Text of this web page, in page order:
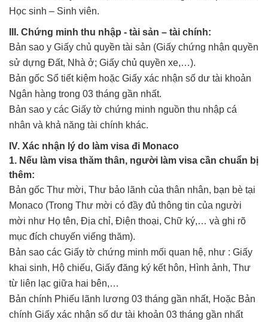
Học sinh – Sinh viên.
III. Chứng minh thu nhập - tài sản – tài chính:
Bản sao y Giấy chủ quyền tài sản (Giấy chứng nhận quyền
sử dựng Đất, Nhà ở; Giấy chủ quyền xe,…).
Bản gốc Sổ tiết kiệm hoặc Giấy xác nhận số dư tài khoản
Ngân hàng trong 03 tháng gần nhất.
Bản sao y các Giấy tờ chứng minh nguồn thu nhập cá
nhân và khả năng tài chính khác.
IV. Xác nhận lý do làm visa đi Monaco
1. Nếu làm visa thăm thân, người làm visa cần chuẩn bị
thêm:
Bản gốc Thư mời, Thư bảo lãnh của thân nhân, bạn bè tại
Monaco (Trong Thư mời có đầy đủ thông tin của người
mời như Họ tên, Địa chỉ, Điện thoại, Chữ ký,… và ghi rõ
mục đích chuyến viếng thăm).
Bản sao các Giấy tờ chứng minh mối quan hệ, như : Giấy
khai sinh, Hộ chiếu, Giấy đăng ký kết hôn, Hình ảnh, Thư
từ liên lạc giữa hai bên,…
Bản chính Phiếu lãnh lương 03 tháng gần nhất, Hoặc Bản
chính Giấy xác nhận số dư tài khoản 03 tháng gần nhất